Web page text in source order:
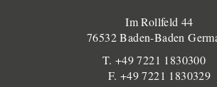
Im Rollfeld 44
76532 Baden-Baden
T. +49 7221 1830300
F. +49 7221 1830329